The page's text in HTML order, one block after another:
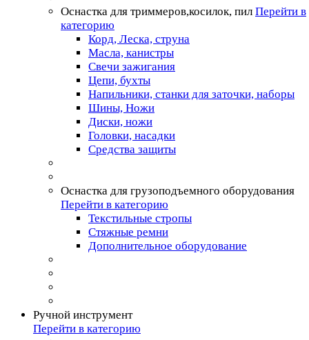
Оснастка для триммеров,косилок, пил Перейти в
категорию
Корд, Леска, струна
Масла, канистры
Свечи зажигания
Цепи, бухты
Напильники, станки для заточки, наборы
Шины, Ножи
Диски, ножи
Головки, насадки
Средства защиты
Оснастка для грузоподъемного оборудования
Перейти в категорию
Текстильные стропы
Стяжные ремни
Дополнительное оборудование
Ручной инструмент
Перейти в категорию